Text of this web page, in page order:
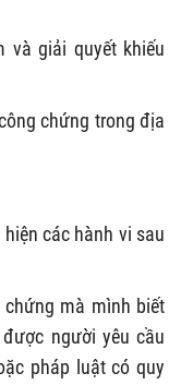
và giải quyết khiếu
chứng trong địa
các hành vi sau
mà mình biết
người yêu cầu
pháp luật có quy